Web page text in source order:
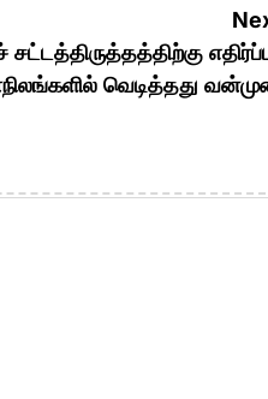
வெடித்தது